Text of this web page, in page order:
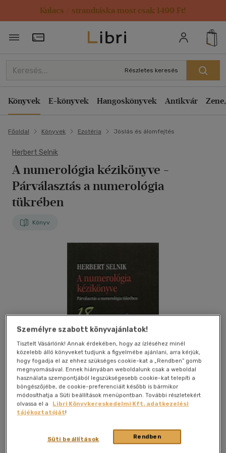
Kulacs / strandtáska most csak 1499 Ft!
Törzsvásárlói Kártya adatai
Részletes keresés
Könyvek E-könyvek Hangoskönyvek Antikvár
Főoldal Könyvek Ezotéria Jóslás és álomfejtés
Herbert Selnik
A numerológia kézikönyve -
Párválasztás a numerológia
tükrében
Könyv
Kívánságlistához adom
Személyre szabott könyvajánlatok!
Tisztelt Vásárlónk! Annak érdekében, hogy az ízléséhez minél
közelebb álló könyveket tudjunk a figyelmébe ajánlani, arra kérjük,
hogy fogadja el az ehhez szükséges cookie-kat a „Rendben” gomb
megnyomásával. Ennek hiányában weboldalunk csak a weboldal
használata szempontjából legszükségesebb cookie-kat telepíti a
böngészőjébe, de cookie-preferenciáit később is bármikor
módosíthatja a Süti beállítások menüpontban. További részletekért
olvassa el a
Libri Könyvkereskedelmi Kft. adatkezelési
tájékoztatóját!
Rendben
Süti beállítások